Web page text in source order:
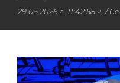
29.05.2026 г. 11:42:58 ч. /